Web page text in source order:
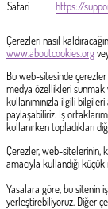
Safari https://
Çerezleri nasıl
www.aboutcookies.org
Bu web-sitesinde çerezler
medya özellikleri sunmak
kullanımınızla ilgili
paylaşabiliriz. İş
kullanırken topladıkları
Çerezler, web-sitelerinin,
amacıyla kullandığı küçük
Yasalara göre, bu sitenin
yerleştirebiliyoruz. Diğer